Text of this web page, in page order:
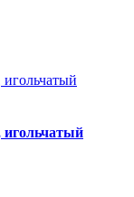
игольчатый